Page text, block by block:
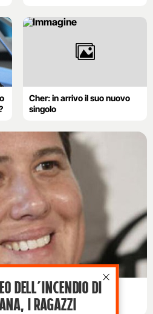
Cher: in arrivo il suo nuovo
singolo
Bono
dell’incendio di
i ragazzi